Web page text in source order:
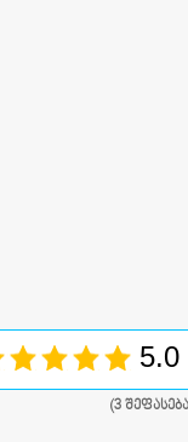
5.0
(3